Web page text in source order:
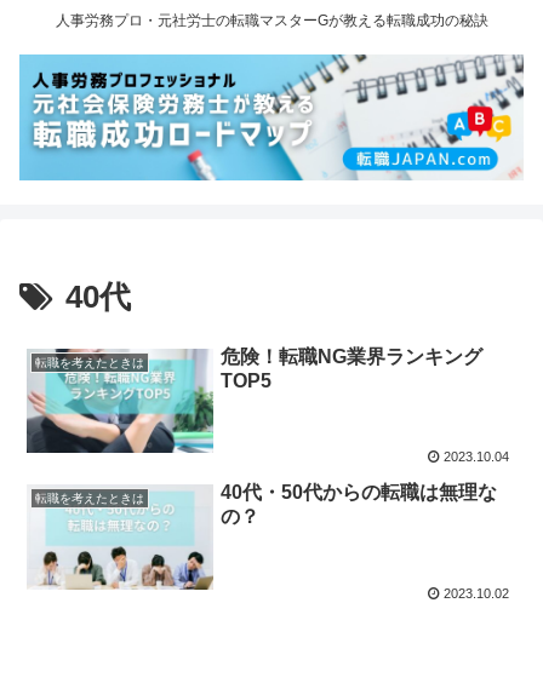
人事労務プロ・元社労士の転職マスターGが教える転職成功の秘訣
40代
転職を考えたときは
危険！転職NG業界ランキング
TOP5
2023.10.04
転職を考えたときは
40代・50代からの転職は無理な
の？
2023.10.02